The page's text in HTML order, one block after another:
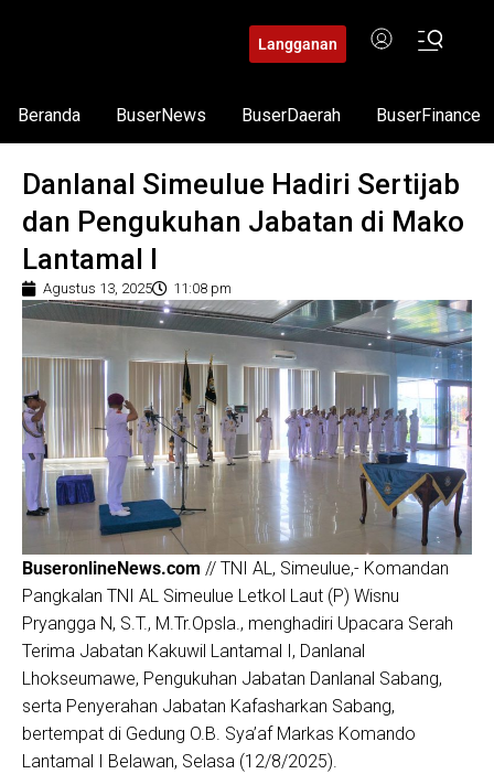
Langganan
Beranda BuserNews BuserDaerah BuserFinance
Danlanal Simeulue Hadiri Sertijab
dan Pengukuhan Jabatan di Mako
Lantamal I
Agustus 13, 2025 11:08 pm
BuseronlineNews.com // TNI AL, Simeulue,- Komandan
Pangkalan TNI AL Simeulue Letkol Laut (P) Wisnu
Pryangga N, S.T., M.Tr.Opsla., menghadiri Upacara Serah
Terima Jabatan Kakuwil Lantamal I, Danlanal
Lhokseumawe, Pengukuhan Jabatan Danlanal Sabang,
serta Penyerahan Jabatan Kafasharkan Sabang,
bertempat di Gedung O.B. Sya’af Markas Komando
Lantamal I Belawan, Selasa (12/8/2025).